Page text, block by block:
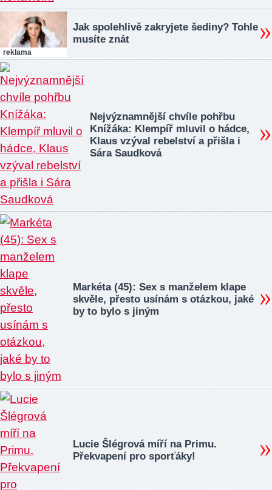
reklama
Jak spolehlivě zakryjete šediny? Tohle
musíte znát
Nejvýznamnější chvíle pohřbu
Knížáka: Klempíř mluvil o hádce,
Klaus vzýval rebelství a přišla i
Sára Saudková
Markéta (45): Sex s manželem klape
skvěle, přesto usínám s otázkou, jaké
by to bylo s jiným
Lucie Šlégrová míří na Primu.
Překvapení pro sporťáky!